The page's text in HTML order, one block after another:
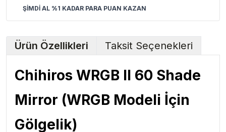
ŞİMDİ AL %1 KADAR PARA PUAN KAZAN
Ürün Özellikleri Taksit Seçenekleri
Chihiros WRGB II 60 Shade
Mirror (WRGB Modeli İçin
Gölgelik)